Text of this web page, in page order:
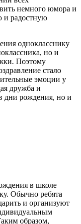
немного юмора и
и радостную
однокласснику
но и
Поэтому
стало
эмоции у
дружба и
дни рождения, но и
в школе
Обычно ребята
и организуют
образом,